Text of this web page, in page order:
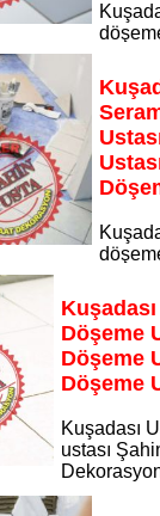
sanat
Telefonu
sanat
Firması
Döşeme
Döşeme
Döşeme
Kuşadası
ustası
kadrosuyla